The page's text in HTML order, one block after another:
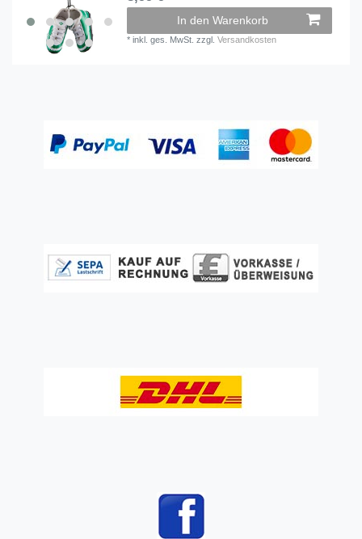
In den Warenkorb
*inkl. ges. MwSt. zzgl.Versandkosten